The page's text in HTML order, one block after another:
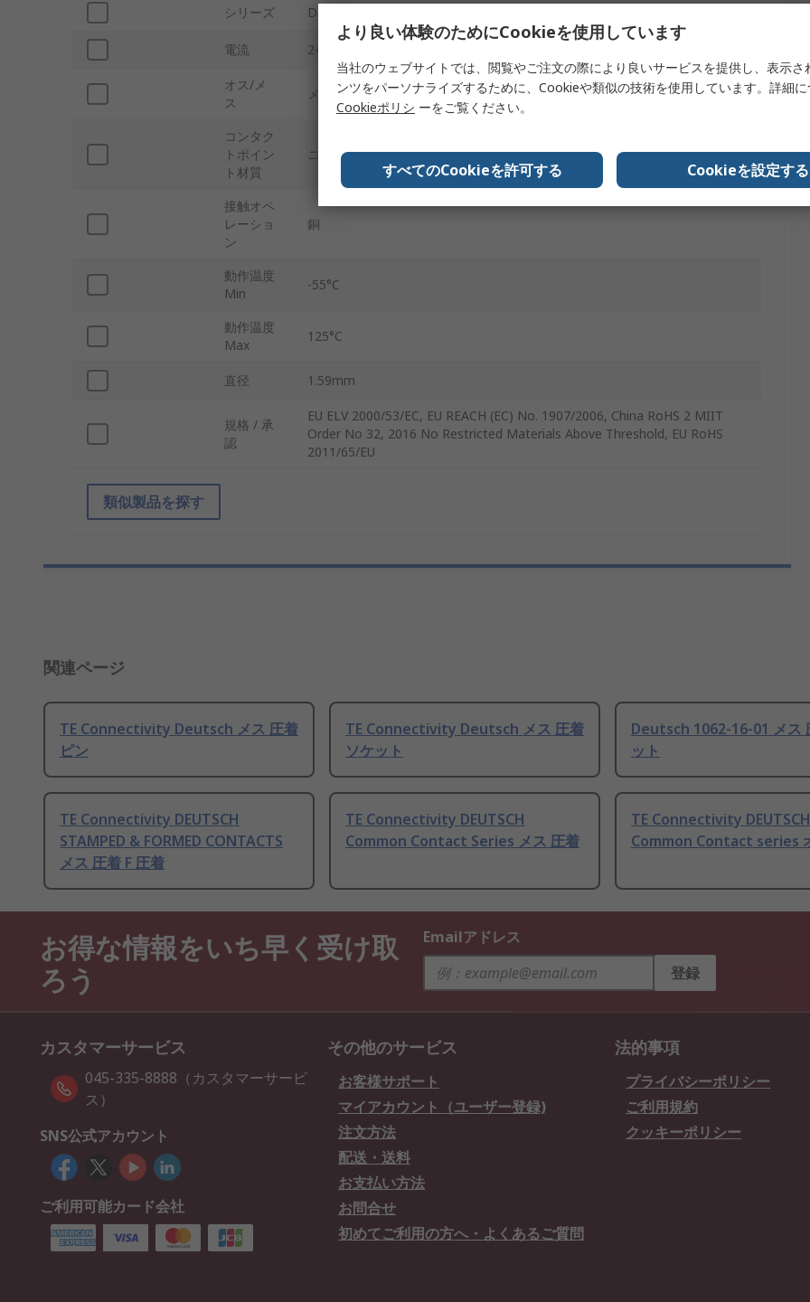
シリーズ Deutsch
電流 24A
オス/メ
ス
メス
コンタク
トポイン
ト材質
ニッケル
接触オペ
レーショ
ン
銅
動作温度
Min
-55°C
動作温度
Max
125°C
直径 1.59mm
規格 / 承
認
EU ELV 2000/53/EC, EU REACH (EC) No. 1907/2006, China RoHS 2 MIIT
Order No 32, 2016 No Restricted Materials Above Threshold, EU RoHS
2011/65/EU
類似製品を探す
関連ページ
TE Connectivity Deutsch メス 圧着
ピン
TE Connectivity Deutsch メス 圧着
ソケット
Deutsch 1062-16-01 メス
ット
TE Connectivity DEUTSCH
STAMPED & FORMED CONTACTS
メス 圧着 F 圧着
TE Connectivity DEUTSCH
Common Contact Series メス 圧着
TE Connectivity DEUTSCH
Common Contact series
お得な情報をいち早く受け取
ろう
Emailアドレス
登録
カスタマーサービス
045-335-8888（カスタマーサービ
ス）
SNS公式アカウント
ご利用可能カード会社
その他のサービス
お客様サポート
マイアカウント（ユーザー登録)
注文方法
配送・送料
お支払い方法
お問合せ
初めてご利用の方へ・よくあるご質問
法的事項
プライバシーポリシー
ご利用規約
クッキーポリシー
より良い体験のためにCookieを使用しています
当社のウェブサイトでは、閲覧やご注文の際により良いサービスを提供し、表示さ
ンツをパーソナライズするために、Cookieや類似の技術を使用しています。詳細に
Cookieポリシ ーをご覧ください。
すべてのCookieを許可する Cookieを設定する